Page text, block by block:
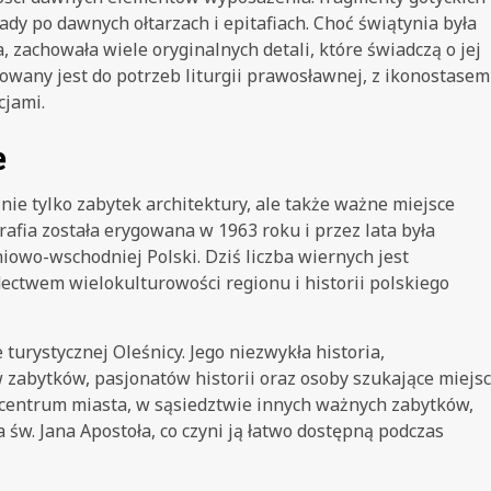
po dawnych ołtarzach i epitafiach. Choć świątynia była
wiele oryginalnych detali, które świadczą o jej
jest do potrzeb liturgii prawosławnej, z ikonostasem
tylko zabytek architektury, ale także ważne miejsce
została erygowana w 1963 roku i przez lata była
wschodniej Polski. Dziś liczba wiernych jest
wielokulturowości regionu i historii polskiego
Oleśnicy. Jego niezwykła historia,
pasjonatów historii oraz osoby szukające miejsc
miasta, w sąsiedztwie innych ważnych zabytków,
Jana Apostoła, co czyni ją łatwo dostępną podczas